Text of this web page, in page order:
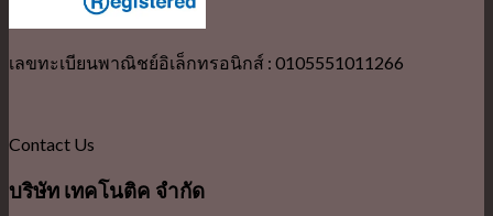
เลขทะเบียนพาณิชย์อิเล็กทรอนิกส์ : 0105551011266
Contact Us
บริษัท เทคโนติค จำกัด